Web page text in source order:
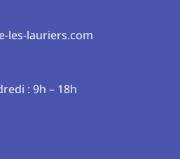
les-lauriers.com
: 9h – 18h